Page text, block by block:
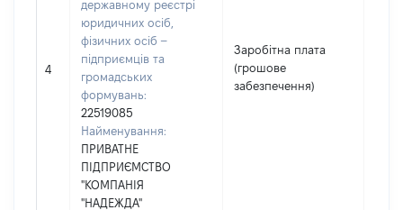
4
державному реєстрі
юридичних осіб,
фізичних осіб –
підприємців та
громадських
формувань:
22519085
Найменування:
ПРИВАТНЕ
ПІДПРИЄМСТВО
"КОМПАНІЯ
"НАДЕЖДА"
Заробітна плата
(грошове
забезпечення)